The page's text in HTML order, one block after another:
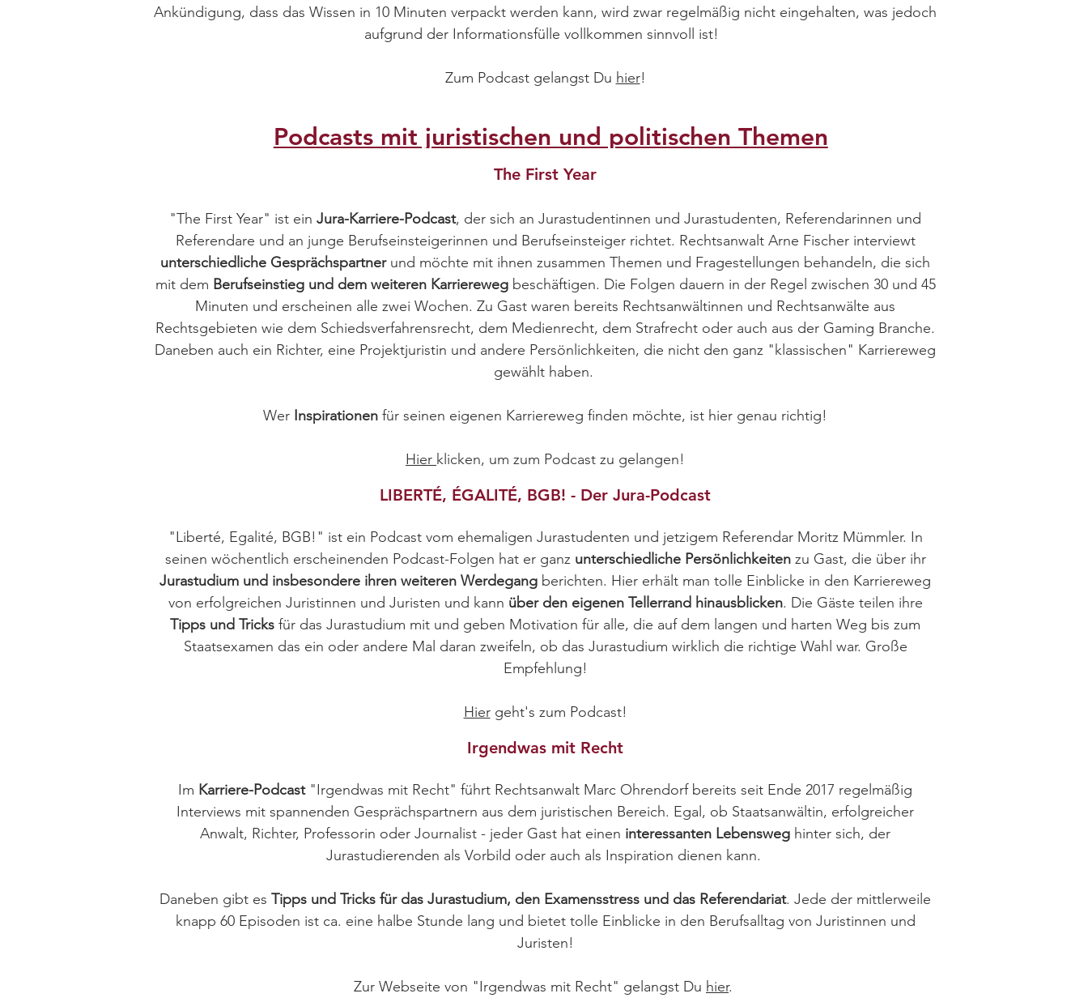
Ankündigung, dass das Wissen in 10 Minuten verpackt werden kann, wird zwar regelmäßig nicht eingehalten, was jedoch
aufgrund der Informationsfülle vollkommen sinnvoll ist!
Zum Podcast gelangst Du hier!
Podcasts mit juristischen und politischen Themen
The First Year
"The First Year" ist ein Jura-Karriere-Podcast, der sich an Jurastudentinnen und Jurastudenten, Referendarinnen und
Referendare und an junge Berufseinsteigerinnen und Berufseinsteiger richtet. Rechtsanwalt Arne Fischer interviewt
unterschiedliche Gesprächspartnerund möchte mit ihnen zusammen Themen und Fragestellungen behandeln, die sich
mit dem Berufseinstieg und dem weiteren Karrierewegbeschäftigen. Die Folgen dauern in der Regel zwischen 30 und 45
Minuten und erscheinen alle zwei Wochen. Zu Gast waren bereits Rechtsanwältinnen und Rechtsanwälte aus
Rechtsgebieten wie dem Schiedsverfahrensrecht, dem Medienrecht, dem Strafrecht oder auch aus der Gaming Branche.
Daneben auch ein Richter, eine Projektjuristin und andere Persönlichkeiten, die nicht den ganz "klassischen" Karriereweg
gewählt haben.
Wer Inspirationen für seinen eigenen Karriereweg finden möchte, ist hier genau richtig!
Hier klicken, um zum Podcast zu gelangen!
LIBERTÉ, ÉGALITÉ, BGB! - Der Jura-Podcast
"Liberté, Egalité, BGB!" ist ein Podcast vom ehemaligen Jurastudenten und jetzigem Referendar Moritz Mümmler. In
seinen wöchentlich erscheinenden Podcast-Folgen hat er ganz unterschiedliche Persönlichkeitenzu Gast, die über ihr
Jurastudium und insbesondere ihren weiteren Werdegang berichten. Hier erhält man tolle Einblicke in den Karriereweg
von erfolgreichen Juristinnen und Juristen und kann über den eigenen Tellerrand hinausblicken. Die Gäste teilen ihre
Tipps und Tricks für das Jurastudium mit und geben Motivation für alle, die auf dem langen und harten Weg bis zum
Staatsexamen das ein oder andere Mal daran zweifeln, ob das Jurastudium wirklich die richtige Wahl war. Große
Empfehlung!
Hiergeht's zum Podcast!
Irgendwas mit Recht
Im Karriere-Podcast"Irgendwas mit Recht" führt Rechtsanwalt Marc Ohrendorf bereits seit Ende 2017 regelmäßig
Interviews mit spannenden Gesprächspartnern aus dem juristischen Bereich. Egal, ob Staatsanwältin, erfolgreicher
Anwalt, Richter, Professorin oder Journalist - jeder Gast hat einen interessanten Lebensweg hinter sich, der
Jurastudierenden als Vorbild oder auch als Inspiration dienen kann.
Daneben gibt es Tipps und Tricks für das Jurastudium, den Examensstress und das Referendariat. Jede der mittlerweile
knapp 60 Episoden ist ca. eine halbe Stunde lang und bietet tolle Einblicke in den Berufsalltag von Juristinnen und
Juristen!
Zur Webseite von "Irgendwas mit Recht" gelangst Du hier.